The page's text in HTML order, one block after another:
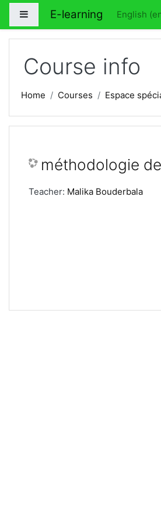
Skip to main content
Side panel
E-learning English
Course info
Home Courses Espace
méthodologie
Teacher: Malika Bouderbala